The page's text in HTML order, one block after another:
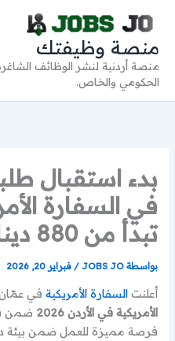
المحتوى
منصة وظيفتك
منصة أردنية لنشر الوظائف
الحكومي والخاص.
بدء استقبال
في السفارة
تبدأ من 880 دينار
بواسطة JOBS JO
/فبراير 20, 2026
أعلنتالسفارة الأمريكية في
الأمريكية في الأردن 2026
ضمن
فرصة مميزة للعمل ضمن بيئة